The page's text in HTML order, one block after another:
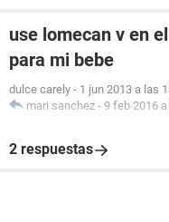
use lomecan v en
para mi bebe
dulce carely - 1 jun 2013 a las
mari sanchez - 9 feb 2016
2 respuestas